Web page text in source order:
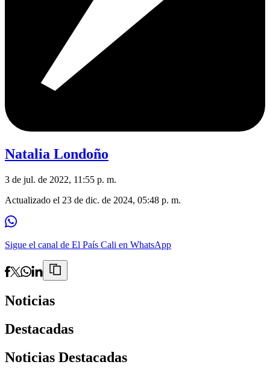
Natalia Londoño
3 de jul. de 2022, 11:55 p. m.
Actualizado el 23 de dic. de 2024, 05:48 p. m.
Sigue el canal de El País Cali en WhatsApp
Noticias
Destacadas
Noticias Destacadas